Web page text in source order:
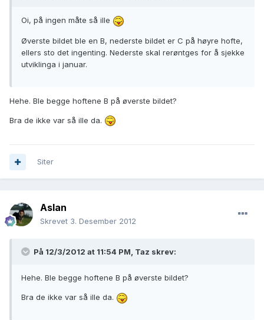
Oi, på ingen måte så ille
Øverste bildet ble en B, nederste bildet er C på høyre hofte,
ellers sto det ingenting. Nederste skal rerøntges for å sjekke
utviklinga i januar.
Hehe. Ble begge hoftene B på øverste bildet?
Bra de ikke var så ille da.
Siter
Aslan
Skrevet 3. Desember 2012
På 12/3/2012 at 11:54 PM, Taz skrev:
Hehe. Ble begge hoftene B på øverste bildet?
Bra de ikke var så ille da.